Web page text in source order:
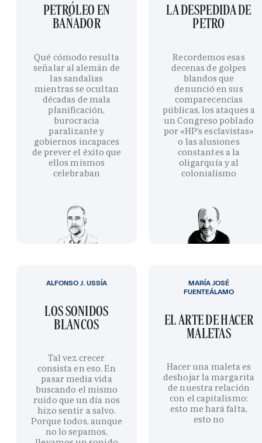
PETRÓLEO EN
BAÑADOR
Qué cómodo resulta
señalar al alemán de
las sandalias
mientras se ocultan
décadas de mala
planificación,
burocracia
paralizante y
gobiernos incapaces
de prever el éxito que
ellos mismos
celebraban
LA DESPEDIDA DE
PETRO
Recordemos esas
decenas de golpes
blandos que
denunció en sus
comparecencias
públicas, los ataques a
un Congreso poblado
por «HP’s esclavistas»
o las alusiones
constantes a la
oligarquía y al
colonialismo
LOS SONIDOS
BLANCOS
Tal vez crecer
consista en eso. En
pasar media vida
buscando el mismo
ruido que un día nos
hizo sentir a salvo.
Porque todos, aunque
no lo sepamos,
ALFONSO J. USSÍA
EL ARTE DE HACER
MALETAS
Hacer una maleta es
deshojar la margarita
de nuestra relación
con el capitalismo:
esto me hará falta,
esto no
MARÍA JOSÉ
FUENTEÁLAMO